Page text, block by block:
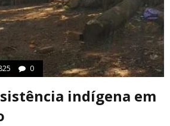
0
indígena em